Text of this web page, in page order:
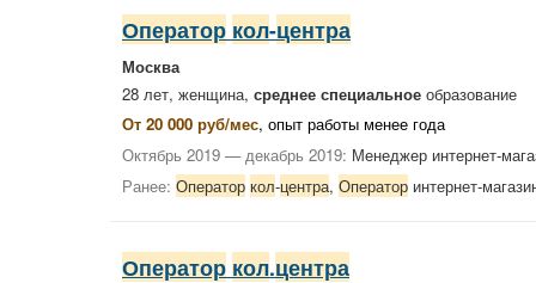
Оператор кол-центра
Москва
28 лет, женщина, среднее специальное образование
От 20 000 руб/мес, опыт работы менее года
Октябрь 2019 — декабрь 2019: Менеджер интернет-
Ранее: Оператор кол-центра, Оператор интернет-
Оператор кол.центра